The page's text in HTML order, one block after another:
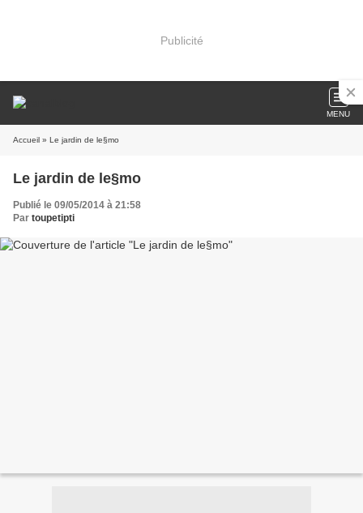
Publicité
MENU
Accueil » Le jardin de le§mo
Le jardin de le§mo
Publié le 09/05/2014 à 21:58
Par toupetipti